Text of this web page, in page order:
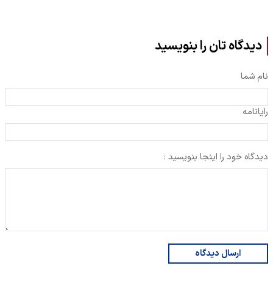
دیدگاه تان را بنویسید
نام شما
رایانامه
دیدگاه خود را اینجا بنویسید :
ارسال دیدگاه